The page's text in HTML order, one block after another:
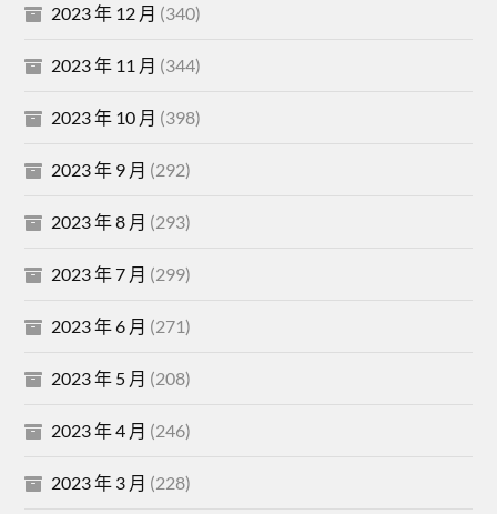
2023 年 12 月 (340)
2023 年 11 月 (344)
2023 年 10 月 (398)
2023 年 9 月 (292)
2023 年 8 月 (293)
2023 年 7 月 (299)
2023 年 6 月 (271)
2023 年 5 月 (208)
2023 年 4 月 (246)
2023 年 3 月 (228)